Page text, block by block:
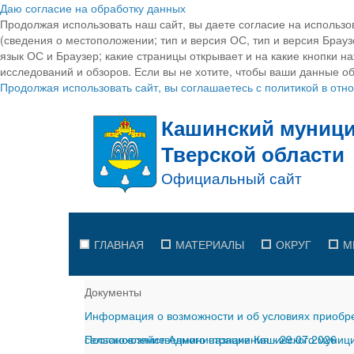
Даю согласие на обработку данных
Продолжая использовать наш сайт, вы даете согласие на
(сведения о местоположении; тип и версия ОС, тип и версия
язык ОС и Браузер; какие страницы открывает и на какие кнопки
исследований и обзоров. Если вы не хотите, чтобы ваши данные
Продолжая использовать сайт, вы соглашаетесь с политикой в
ГЛАВНАЯ МАТЕРИАЛЫ ОКРУГ
Документы
Информация о возможности и об условиях
сельскохозяйственного назначения-29.07.2026
Постановление Администрации Кашинского